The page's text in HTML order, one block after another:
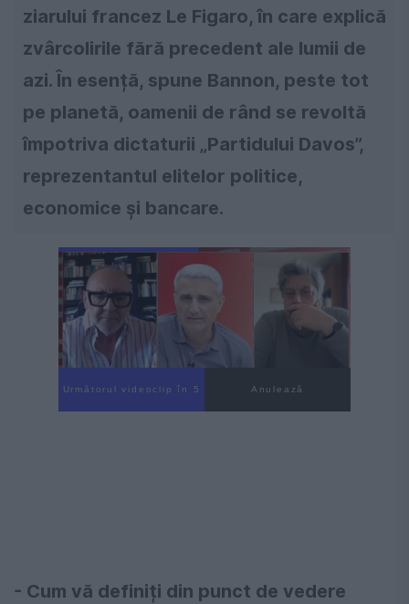
ziarului francez Le Figaro, în care explică
zvârcolirile fără precedent ale lumii de
azi. În esență, spune Bannon, peste tot
pe planetă, oamenii de rând se revoltă
împotriva dictaturii „Partidului Davos”,
reprezentantul elitelor politice,
economice și bancare.
Următorul videoclip în 4 Anulează
- Cum vă definiți din punct de vedere